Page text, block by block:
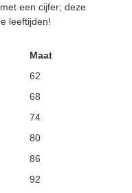
een cijfer; deze
leeftijden!
Maat
62
68
74
80
86
92